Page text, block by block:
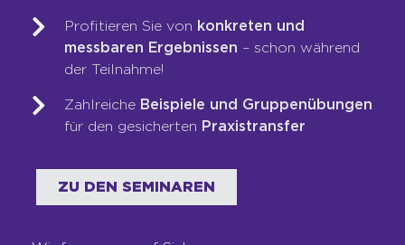
WER WIR SIND
Team
Unsere Werte
Referenzen
Profitieren Sie von konkreten und
messbaren Ergebnissen – schon während
der Teilnahme!
Zahlreiche Beispiele und Gruppenübungen
für den gesicherten Praxistransfer
ZU DEN SEMINAREN